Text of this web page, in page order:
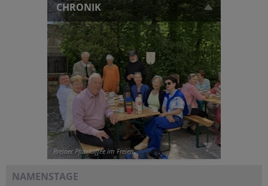
CHRONIK
Preiner Pfarrkaffee im Freien
NAMENSTAGE